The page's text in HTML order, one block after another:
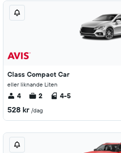
Class Compact Car
eller liknande Liten
4 2 4-5
528 kr /dag